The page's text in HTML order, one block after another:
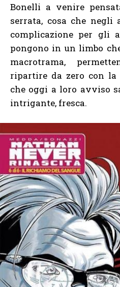
Bonelli a venire
serrata, cosa che
complicazione per gli
pongono in un limbo
macrotrama,
ripartire da zero con la
che oggi a loro avviso
intrigante, fresca.